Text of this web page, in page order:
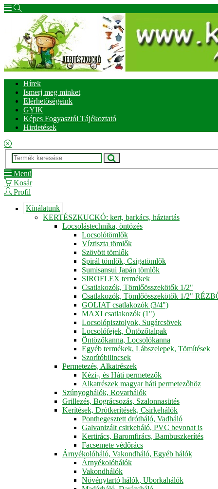
Hírek
Ismerj meg minket
Elérhetőségeink
GYIK
Képes Fogyasztói Tájékoztató
Hirdetések
Menü
Kosár
Profil
Kínálatunk
KERTÉSZKUCKÓ: kert, barkács, háztartás
Locsolástechnika, öntözés
Locsolótömlők
Víztiszta tömlők
Szövött tömlők
Spirál tömlők, Csigatömlők
Sumisansui Japán tömlők
SIROFLEX termékek
Csatlakozók, Tömlőösszekötők 1/2"
Csatlakozók, Tömlőösszekötők 1/2"
GOLIAT csatlakozók (3/4")
MAXI csatlakozók (1")
Locsolópisztolyok, Sugárcsövek
Locsolófejek, Öntözőtalpak
Öntözőkanna, Locsolókanna
Egyéb termékek, Lábszelepek, Tömítések
Szorítóbilincsek
Permetezés, Alkatrészek
Kézi-, és Háti permetezők
Alkatrészek magyar háti permetezőhöz
Szúnyoghálók, Rovarhálók
Grillezés, Bográcsozás, Szalonnasütés
Kerítések, Drótkerítések, Csirkehálók
Ponthegesztett drótháló, Vadháló
Galvanizált csirkeháló, PVC bevonat is
Kertirács, Baromfirács, Bambuszkerítés
Facsemete védőrács
Árnyékolóháló, Vakondháló, Egyéb hálók
Árnyékolóhálók
Vakondhálók
Növénytartó hálók, Uborkahálók